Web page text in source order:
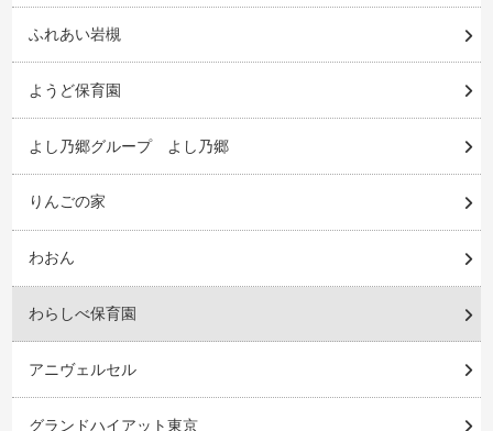
ふれあい岩槻
ようど保育園
よし乃郷グループ よし乃郷
りんごの家
わおん
わらしべ保育園
アニヴェルセル
グランドハイアット東京